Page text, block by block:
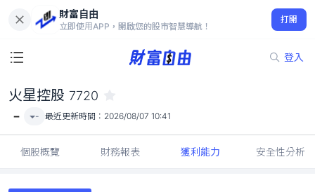
財富自由
立即使用APP，開啟您的股市智慧導航！
打開
登入
-
火星控股 7720
- - 最近更新時間： 2026/08/07 10:41
個股概覽 財務報表 獲利能力 安全性分析